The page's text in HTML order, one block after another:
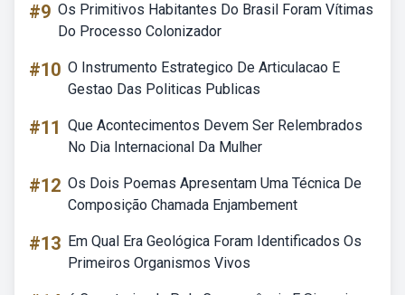
#9 Os Primitivos Habitantes Do Brasil Foram Vítimas
Do Processo Colonizador
#10 O Instrumento Estrategico De Articulacao E
Gestao Das Politicas Publicas
#11 Que Acontecimentos Devem Ser Relembrados
No Dia Internacional Da Mulher
#12 Os Dois Poemas Apresentam Uma Técnica De
Composição Chamada Enjambement
#13 Em Qual Era Geológica Foram Identificados Os
Primeiros Organismos Vivos